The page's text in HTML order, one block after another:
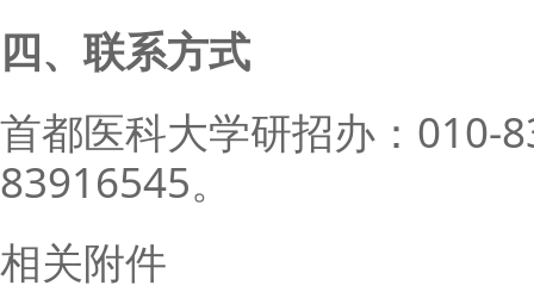
四、联系方式
首都医科大学研招办：010-
83916545。
相关附件